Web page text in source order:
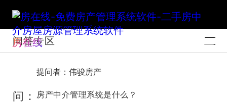
房在线
问答专区
提问者：伟骏房产
问： 房产中介管理系统是什么？